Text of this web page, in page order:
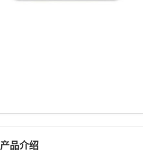
产品介绍